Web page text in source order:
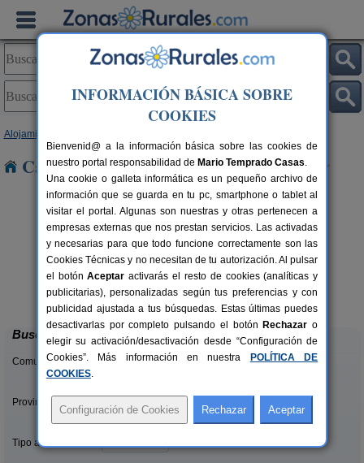
Alojamientos
Casas Rurales cerca de Pallejà
6+6 pers.
desde25 €
El Mas de Tous
Sant Martí de Tous (Barcelona)
Buscar
Comunidades:
Provincias/Islas:
Tipo alquiler:
INFORMACIÓN BÁSICA SOBRE
COOKIES
Bienvenid@ a la información básica sobre las cookies de
nuestro portal responsabilidad de Mario Temprado Casas.
Una cookie o galleta informática es un pequeño archivo de
información que se guarda en tu pc, smartphone o tablet al
visitar el portal. Algunas son nuestras y otras pertenecen a
empresas externas que nos prestan servicios. Las activadas
y necesarias para que todo funcione correctamente son las
Cookies Técnicas y no necesitan de tu autorización. Al pulsar
el botónAceptar activarás el resto de cookies (analíticas y
publicitarias), personalizadas según tus preferencias y con
publicidad ajustada a tus búsquedas. Estas últimas puedes
desactivarlas por completo pulsando el botón Rechazar o
elegir su activación/desactivación desde “Configuración de
Cookies”. Más información en nuestra
POLÍTICA DE
COOKIES.